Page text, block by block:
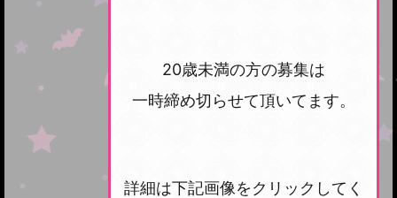
20歳未満の方の募集は
一時締め切らせて頂いてます。
詳細は下記画像をクリックしてく